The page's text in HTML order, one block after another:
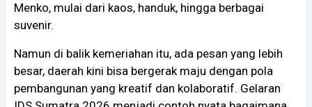
Menko, mulai dari kaos, handuk, hingga berbagai
suvenir.
Namun di balik kemeriahan itu, ada pesan yang lebih
besar, daerah kini bisa bergerak maju dengan pola
pembangunan yang kreatif dan kolaboratif. Gelaran